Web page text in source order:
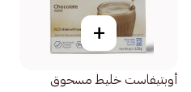
+
أوبتيفاست خليط مسحوق